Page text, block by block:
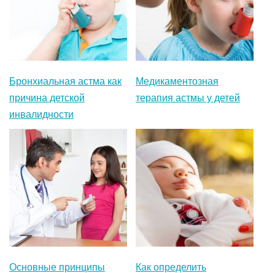
Бронхиальная астма как
причина детской
инвалидности
Медикаментозная
терапия астмы у детей
Основные принципы
Как определить